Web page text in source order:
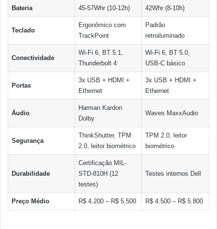
Bateria 45-57Whr (10-12h) 42Whr (8-10h)
Teclado
Ergonômico com
TrackPoint
Padrão
retroiluminado
Conectividade
Wi-Fi 6, BT 5.1,
Thunderbolt 4
Wi-Fi 6, BT 5.0,
USB-C básico
Portas
3x USB + HDMI +
Ethernet
3x USB + HDMI +
Ethernet
Áudio
Harman Kardon
Dolby
Waves MaxxAudio
Segurança
ThinkShutter, TPM
2.0, leitor biométrico
TPM 2.0, leitor
biométrico
Durabilidade
Certificação MIL-
STD-810H (12
testes)
Testes internos Dell
Preço Médio R$ 4.200 – R$ 5.500 R$ 4.500 – R$ 5.800